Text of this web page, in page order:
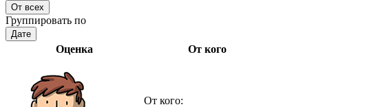
От всех
Группировать по
Дате
Оценка От кого
От кого: